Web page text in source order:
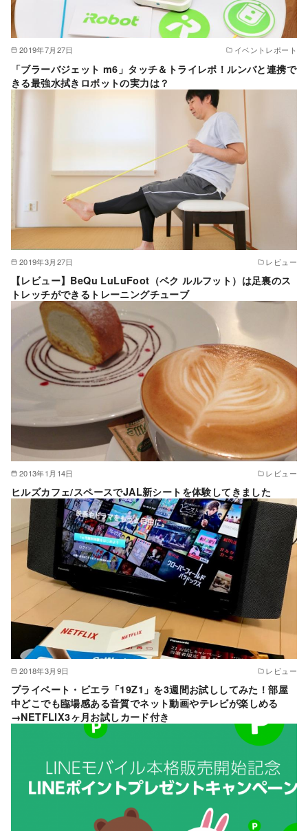
2019年7月27日 イベントレポート
「ブラーバジェット m6」タッチ＆トライレポ！ルンバと連携で
きる最強水拭きロボットの実力は？
2019年3月27日 レビュー
【レビュー】BeQu LuLuFoot（ベク ルルフット）は足裏のス
トレッチができるトレーニングチューブ
2013年1月14日 レビュー
ヒルズカフェ/スペースでJAL新シートを体験してきました
2018年3月9日 レビュー
プライベート・ビエラ「19Z1」を3週間お試ししてみた！部屋
中どこでも臨場感ある音質でネット動画やテレビが楽しめる
→NETFLIX3ヶ月お試しカード付き